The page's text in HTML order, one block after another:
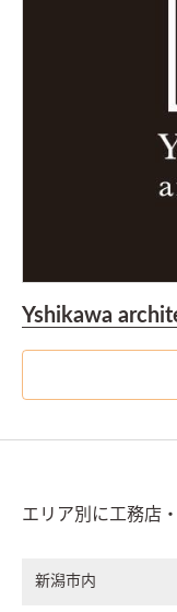
Yshikawa
エリア別に工務店
新潟市内